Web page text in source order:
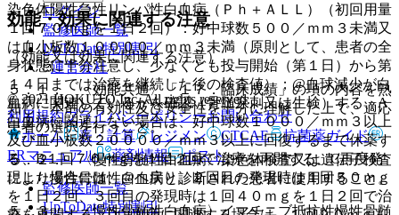
効能・効果に関連する注意
（効能又は効果に関連する注意）
５．１． 〈効能共通〉「１７．臨床成績」の項の内容を熟
知し、本剤の有効性及び安全性を十分に理解した上で、適応
患者の選択を行うこと。
５．２． 〈慢性骨髄性白血病〉染色体検査又は遺伝子検査
により慢性骨髄性白血病と診断された患者に使用すること。
５．３． 〈慢性骨髄性白血病〉イマチニブ抵抗性慢性骨髄
染色体陽性急性リンパ性白血病（Ｐｈ＋ＡＬＬ）（初回用量
１回７０ｍｇを１日２回）：好中球数５００／ｍｍ３未満又
は血小板数１００００／ｍｍ３未満（原則として、患者の全
身状態に十分注意し、少なくとも投与開始（第１日）から第
１４日までは治療を継続した後の検査値）；@血球減少が白
血病に関連しているかを確認（骨髄穿刺又は生検）する、A
白血病に関連しない場合は、好中球数１０００／ｍｍ３以上
及び血小板数２００００／ｍｍ３以上に回復するまで休薬す
る、B１回７０ｍｇを１日２回で治療を再開する、C再度発
現した場合には、@へ戻り、２回目の発現時は１回５０ｍｇ
を１日２回、３回目の発現時は１回４０ｍｇを１日２回で治
ログイン
監修医師一覧
UpToDate特別割引
運営会社
© 2021 HOKUTO Inc. All rights reserved.
利用規約プライバシーポリシーお問い合わせ
ホーム
表・計算 レジメン CTCAE
抗菌薬ガイド
ERマニュアル
薬剤情報 ポスト
監修医師一覧
UpToDate特別割引